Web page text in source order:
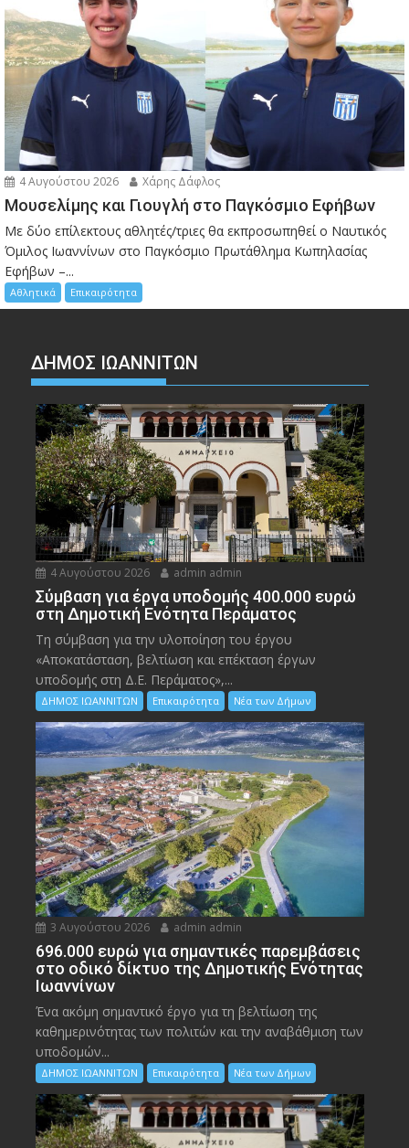
4 Αυγούστου 2026 Χάρης Δάφλος
Μουσελίμης και Γιουγλή στο Παγκόσμιο Εφήβων
Mε δύο επίλεκτους αθλητές/τριες θα εκπροσωπηθεί ο Ναυτικός
Όμιλος Ιωαννίνων στο Παγκόσμιο Πρωτάθλημα Κωπηλασίας
Εφήβων –...
Αθλητικά Επικαιρότητα
ΔΗΜΟΣ ΙΩΑΝΝΙΤΩΝ
4 Αυγούστου 2026 admin admin
Σύμβαση για έργα υποδομής 400.000 ευρώ
στη Δημοτική Ενότητα Περάματος
Τη σύμβαση για την υλοποίηση του έργου
«Αποκατάσταση, βελτίωση και επέκταση έργων
υποδομής στη Δ.Ε. Περάματος»,...
ΔΗΜΟΣ ΙΩΑΝΝΙΤΩΝ Επικαιρότητα Νέα των Δήμων
3 Αυγούστου 2026 admin admin
696.000 ευρώ για σημαντικές παρεμβάσεις
στο οδικό δίκτυο της Δημοτικής Ενότητας
Ιωαννίνων
Ένα ακόμη σημαντικό έργο για τη βελτίωση της
καθημερινότητας των πολιτών και την αναβάθμιση των
υποδομών...
ΔΗΜΟΣ ΙΩΑΝΝΙΤΩΝ Επικαιρότητα Νέα των Δήμων